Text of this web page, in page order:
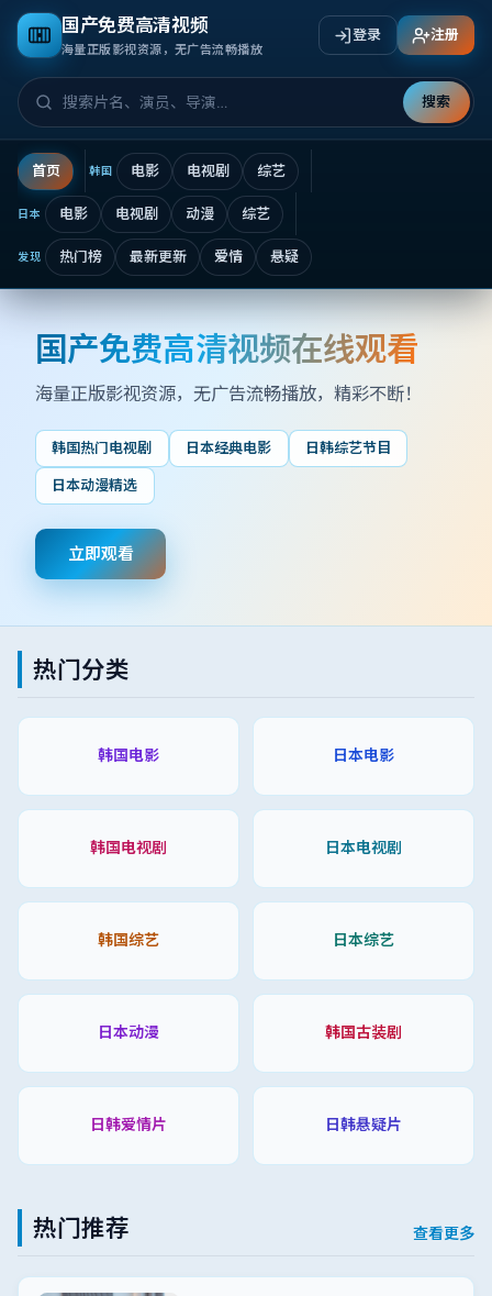
国产免费高清视频
海量正版影视资源，无广告流畅播放
搜索
登录 注册
首页 韩国 电影 电视剧 综艺
日本 电影 电视剧 动漫 综艺
发现 热门榜 最新更新 爱情 悬疑
国产免费高清视频在线观看
国产免费高清视频在线观看
海量正版影视资源，无广告流畅播放，精彩不断！
韩国热门电视剧 日本经典电影 日韩综艺节目
日本动漫精选
立即观看
热门分类
韩国电影 日本电影
韩国电视剧 日本电视剧
韩国综艺 日本综艺
日本动漫 韩国古装剧
日韩爱情片 日韩悬疑片
热门推荐 查看更多